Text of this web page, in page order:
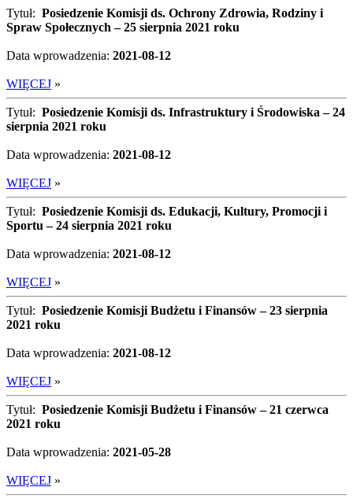
Tytuł: Posiedzenie Komisji ds. Ochrony Zdrowia, Rodziny i
Spraw Społecznych – 25 sierpnia 2021 roku
Data wprowadzenia: 2021-08-12
WIĘCEJ »
Tytuł: Posiedzenie Komisji ds. Infrastruktury i Środowiska – 24
sierpnia 2021 roku
Data wprowadzenia: 2021-08-12
WIĘCEJ »
Tytuł: Posiedzenie Komisji ds. Edukacji, Kultury, Promocji i
Sportu – 24 sierpnia 2021 roku
Data wprowadzenia: 2021-08-12
WIĘCEJ »
Tytuł: Posiedzenie Komisji Budżetu i Finansów – 23 sierpnia
2021 roku
Data wprowadzenia: 2021-08-12
WIĘCEJ »
Tytuł: Posiedzenie Komisji Budżetu i Finansów – 21 czerwca
2021 roku
Data wprowadzenia: 2021-05-28
WIĘCEJ »